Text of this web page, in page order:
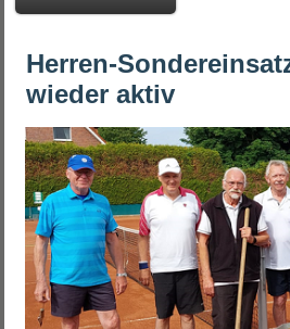
Herren-
wieder aktiv